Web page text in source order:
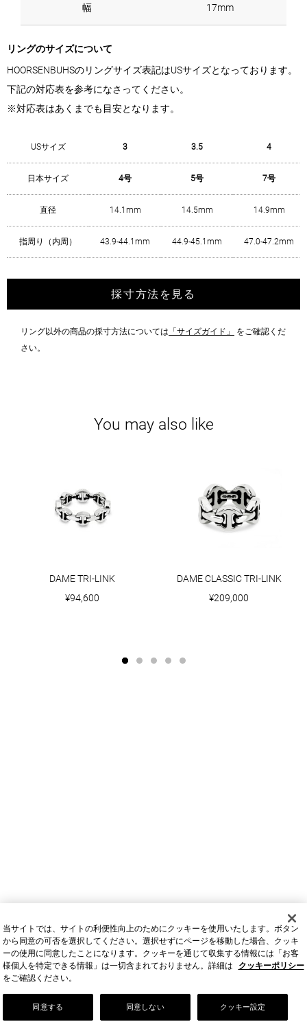
幅 17mm
リングのサイズについて
HOORSENBUHSのリングサイズ表記はUSサイズとなっております。
下記の対応表を参考になさってください。
※対応表はあくまでも目安となります。
USサイズ 3 3.5 4
日本サイズ 4号 5号 7号
直径 14.1mm 14.5mm 14.9mm
指周り（内周） 43.9-44.1mm 44.9-45.1mm 47.0-47.2mm
採寸方法を見る
リング以外の商品の採寸方法については 「サイズガイド」
をご確認くだ
さい。
You may also like
DAME TRI-LINK
¥94,600
DAME CLASSIC TRI-LINK
¥209,000
Our Story
当サイトでは、サイトの利便性向上のためにクッキーを使用いたします。ボタン
から同意の可否を選択してください。選択せずにページを移動した場合、クッキ
ーの使用に同意したことになります。クッキーを通じて収集する情報には「お客
様個人を特定できる情報」は一切含まれておりません。詳細は
クッキーポリシー
をご確認ください。
クッキー設定
同意しない
同意する